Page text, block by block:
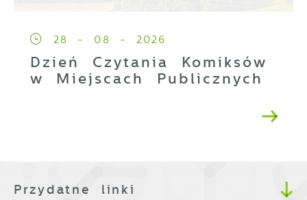
28 - 08 - 2026
Dzień Czytania Komiksów
w Miejscach Publicznych
Przydatne linki